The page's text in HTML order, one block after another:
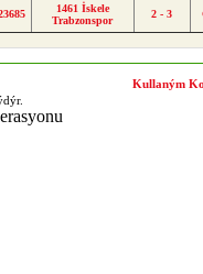
1461 İskele
Trabzonspor
2 - 3
Kullaným